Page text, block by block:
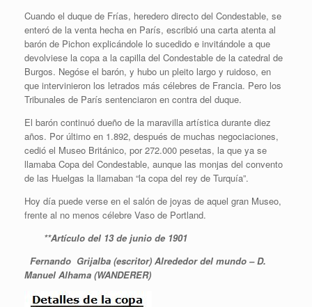
Cuando el duque de Frías, heredero directo del Condestable, se
enteró de la venta hecha en París, escribió una carta atenta al
barón de Pichon explicándole lo sucedido e invitándole a que
devolviese la copa a la capilla del Condestable de la catedral de
Burgos. Negóse el barón, y hubo un pleito largo y ruidoso, en
que intervinieron los letrados más célebres de Francia. Pero los
Tribunales de París sentenciaron en contra del duque.
El barón continuó dueño de la maravilla artística durante diez
años. Por último en 1.892, después de muchas negociaciones,
cedió el Museo Británico, por 272.000 pesetas, la que ya se
llamaba Copa del Condestable, aunque las monjas del convento
de las Huelgas la llamaban “la copa del rey de Turquía”.
Hoy día puede verse en el salón de joyas de aquel gran Museo,
frente al no menos célebre Vaso de Portland.
**Artículo del 13 de junio de 1901
Fernando Grijalba (escritor) Alrededor del mundo – D.
Manuel Alhama (WANDERER)